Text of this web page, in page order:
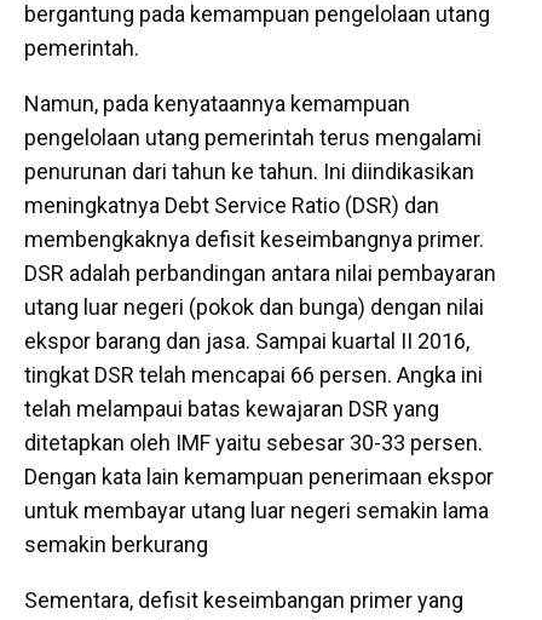
bergantung pada kemampuan pengelolaan utang
pemerintah.
Namun, pada kenyataannya kemampuan
pengelolaan utang pemerintah terus mengalami
penurunan dari tahun ke tahun. Ini diindikasikan
meningkatnya Debt Service Ratio (DSR) dan
membengkaknya defisit keseimbangnya primer.
DSR adalah perbandingan antara nilai pembayaran
utang luar negeri (pokok dan bunga) dengan nilai
ekspor barang dan jasa. Sampai kuartal II 2016,
tingkat DSR telah mencapai 66 persen. Angka ini
telah melampaui batas kewajaran DSR yang
ditetapkan oleh IMF yaitu sebesar 30-33 persen.
Dengan kata lain kemampuan penerimaan ekspor
untuk membayar utang luar negeri semakin lama
semakin berkurang
Sementara, defisit keseimbangan primer yang